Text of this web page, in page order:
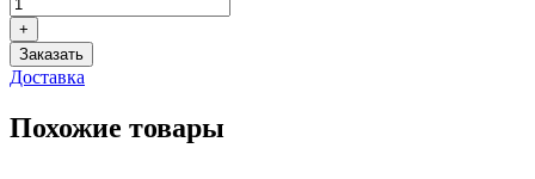
Соединение
переборочное
DKOS
38
SS
+
Заказать
Доставка
Похожие товары